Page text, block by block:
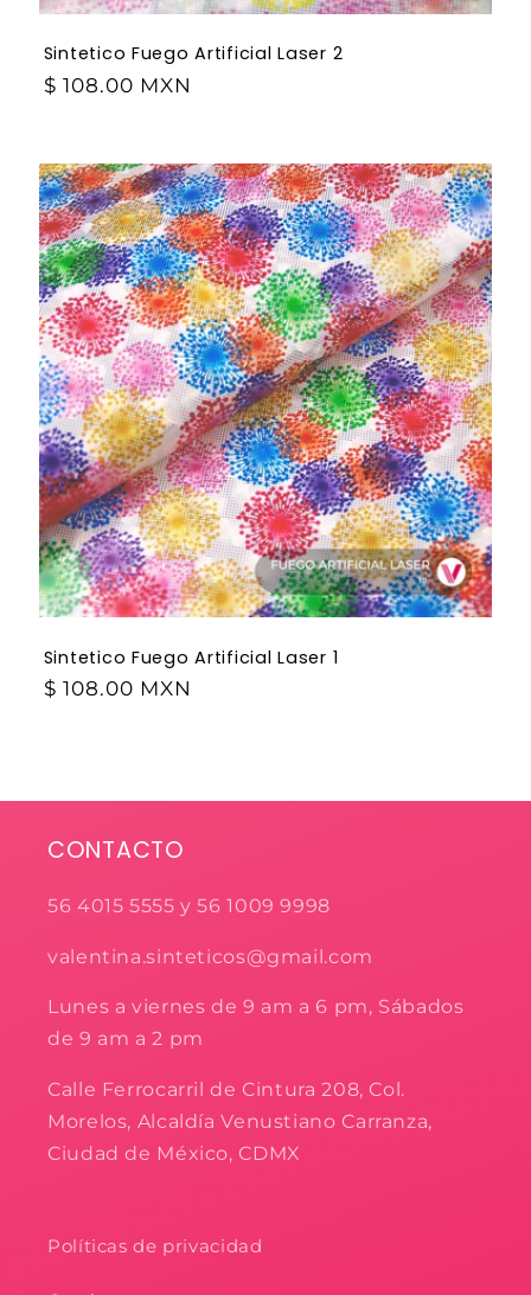
Sintetico Fuego Artificial Laser 2
$ 108.00 MXN
Sintetico Fuego Artificial Laser 1
$ 108.00 MXN
CONTACTO
56 4015 5555 y 56 1009 9998
valentina.sinteticos@gmail.com
Lunes a viernes de 9 am a 6 pm, Sábados
de 9 am a 2 pm
Calle Ferrocarril de Cintura 208, Col.
Morelos, Alcaldía Venustiano Carranza,
Ciudad de México, CDMX
Políticas de privacidad